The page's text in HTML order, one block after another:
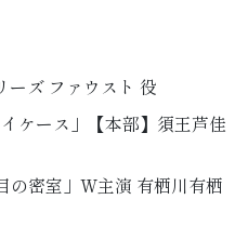
ーズ ファウスト 役
ケース」【本部】須王芦佳
の密室」W主演 有栖川有栖